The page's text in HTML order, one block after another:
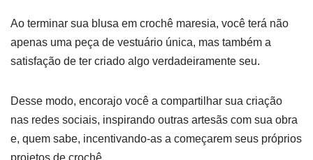
Ao terminar sua blusa em crochê maresia, você terá não
apenas uma peça de vestuário única, mas também a
satisfação de ter criado algo verdadeiramente seu.
Desse modo, encorajo você a compartilhar sua criação
nas redes sociais, inspirando outras artesãs com sua obra
e, quem sabe, incentivando-as a começarem seus próprios
projetos de crochê.